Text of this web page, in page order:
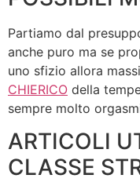
Partiamo dal
anche puro ma se
uno sfizio allora
CHIERICO della
sempre molto
ARTICOLI
CLASSE